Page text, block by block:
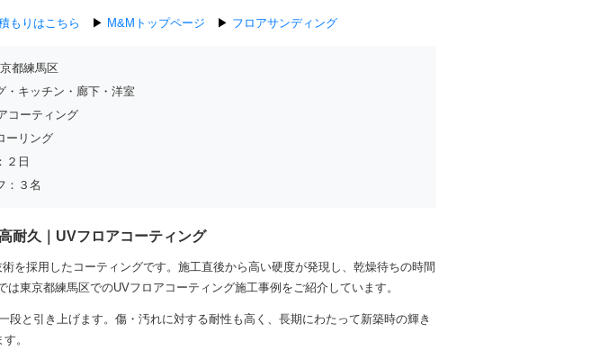
もりはこちら ▶ M&Mトップページ ▶ フロアサンディング
都練馬区
・キッチン・廊下・洋室
コーティング
ーリング
２日
：３名
耐久｜UVフロアコーティング
を採用したコーティングです。施工直後から高い硬度が発現し、乾燥待ちの時間
東京都練馬区でのUVフロアコーティング施工事例をご紹介しています。
と引き上げます。傷・汚れに対する耐性も高く、長期にわたって新築時の輝き
。